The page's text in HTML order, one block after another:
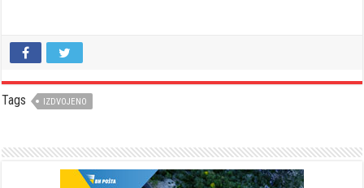
Tags IZDVOJENO